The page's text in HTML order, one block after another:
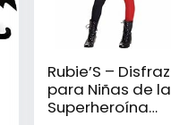
Rubie’S – Disfraz
para Niñas de la
Superheroína